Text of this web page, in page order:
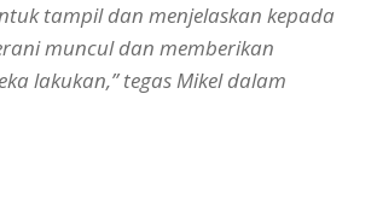
tampil dan menjelaskan kepada
muncul dan memberikan
lakukan,” tegas Mikel dalam